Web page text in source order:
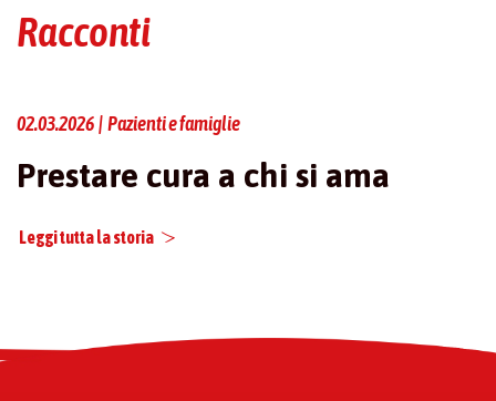
Racconti
02.03.2026 | Pazienti e famiglie
Prestare cura a chi si ama
Leggi tutta la storia